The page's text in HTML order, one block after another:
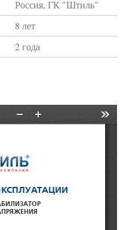
Россия, ГК "Штиль"
8 лет
2 года